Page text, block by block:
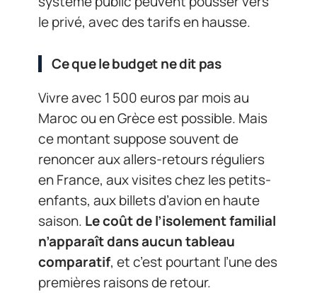
le privé, avec des tarifs en hausse.
Ce que le budget ne dit pas
Vivre avec 1 500 euros par mois au
Maroc ou en Grèce est possible. Mais
ce montant suppose souvent de
renoncer aux allers-retours réguliers
en France, aux visites chez les petits-
enfants, aux billets d’avion en haute
saison. Le coût de l’isolement familial
n’apparaît dans aucun tableau
comparatif, et c’est pourtant l’une des
premières raisons de retour.